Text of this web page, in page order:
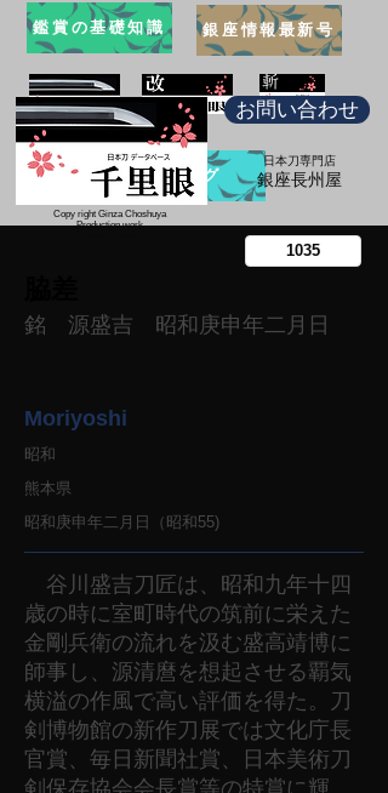
鑑賞の基礎知識 銀座情報最新号
ブログ
お問い合わせ
日本刀専門店
​銀座長州屋
Copy right Ginza Choshuya
Production work
銘 源盛吉 昭和庚申年二月日
Moriyoshi
昭和
熊本県
昭和庚申年二月日（昭和55)
谷川盛吉刀匠は、昭和九年十四
歳の時に室町時代の筑前に栄えた
金剛兵衛の流れを汲む盛高靖博に
師事し、源清麿を想起させる覇気
横溢の作風で高い評価を得た。刀
剣博物館の新作刀展では文化庁長
官賞、毎日新聞社賞、日本美術刀
剣保存協会会長賞等の特賞に輝